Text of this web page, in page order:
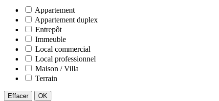
Appartement
Appartement duplex
Entrepôt
Immeuble
Local commercial
Local professionnel
Maison / Villa
Terrain
Effacer
OK